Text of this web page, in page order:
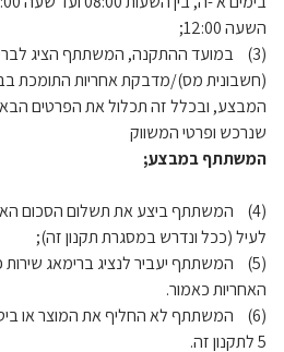
השעה 12:00;
(3) במועד ההתקנה, המשתתף הציג
(חשבונית מס)/מדבקת אחריות התומכת
המבצע, ובכלל זה תכלול את הפרטים
שנרכש ופרטי המשווק
המשתתף במבצע;
(4) המשתתף ביצע את תשלום הסכום
לעיל (ככל ונדרש במסגרת תקנון זה);
(5) המשתתף יעביר לנציג ברימאג
האחריות כאמור.
(6) המשתתף לא החליף את המוצר או
5 לתקנון זה.